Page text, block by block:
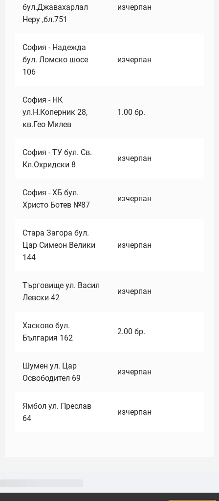
бул.Джавахарлал
Неру ,бл.751
изчерпан
София - Надежда
бул. Ломско шосе
106
изчерпан
София - НК
ул.Н.Коперник 28,
кв.Гео Милев
1.00 бр.
София - ТУ бул. Св.
Кл.Охридски 8
изчерпан
София - ХБ бул.
Христо Ботев №87
изчерпан
Стара Загора бул.
Цар Симеон Велики
144
изчерпан
Търговище ул. Васил
Левски 42
изчерпан
Хасково бул.
България 162
2.00 бр.
Шумен ул. Цар
Освободител 69
изчерпан
Ямбол ул. Преслав
64
изчерпан